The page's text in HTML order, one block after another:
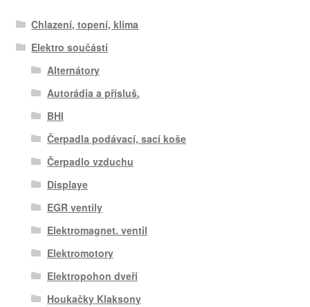
Chlazení, topení, klima
Elektro součásti
Alternátory
Autorádia a přísluš.
BHI
Čerpadla podávací, sací koše
Čerpadlo vzduchu
Displaye
EGR ventily
Elektromagnet. ventil
Elektromotory
Elektropohon dveří
Houkačky Klaksony